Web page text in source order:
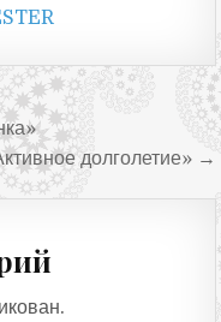
долголетие» →